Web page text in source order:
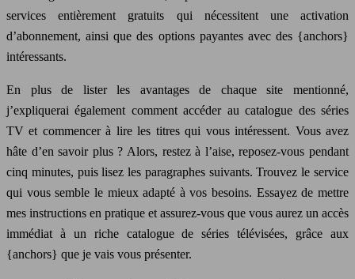
services entièrement gratuits qui nécessitent une activation
d’abonnement, ainsi que des options payantes avec des {anchors}
intéressants.
En plus de lister les avantages de chaque site mentionné,
j’expliquerai également comment accéder au catalogue des séries
TV et commencer à lire les titres qui vous intéressent. Vous avez
hâte d’en savoir plus ? Alors, restez à l’aise, reposez-vous pendant
cinq minutes, puis lisez les paragraphes suivants. Trouvez le service
qui vous semble le mieux adapté à vos besoins. Essayez de mettre
mes instructions en pratique et assurez-vous que vous aurez un accès
immédiat à un riche catalogue de séries télévisées, grâce aux
{anchors} que je vais vous présenter.